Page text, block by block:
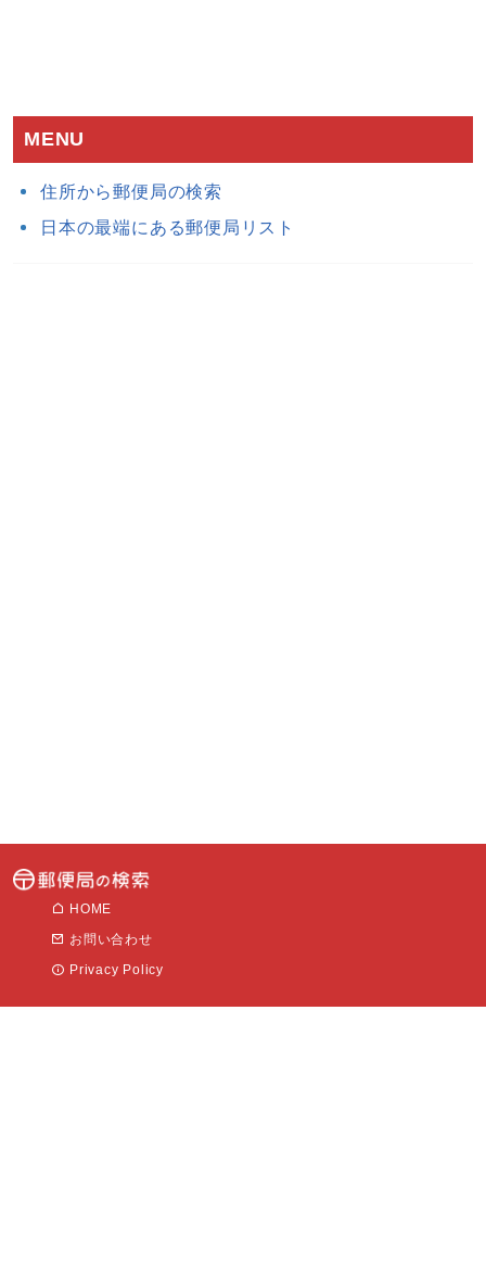
MENU
住所から郵便局の検索
日本の最端にある郵便局リスト
HOME
お問い合わせ
Privacy Policy